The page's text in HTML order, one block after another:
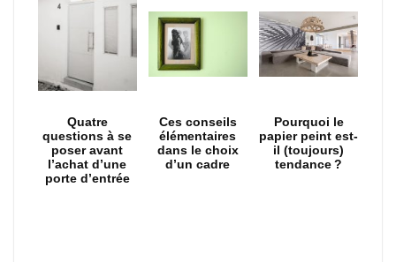
Quatre
questions à se
poser avant
l’achat d’une
porte d’entrée
Ces conseils
élémentaires
dans le choix
d’un cadre
Pourquoi le
papier peint est-
il (toujours)
tendance ?